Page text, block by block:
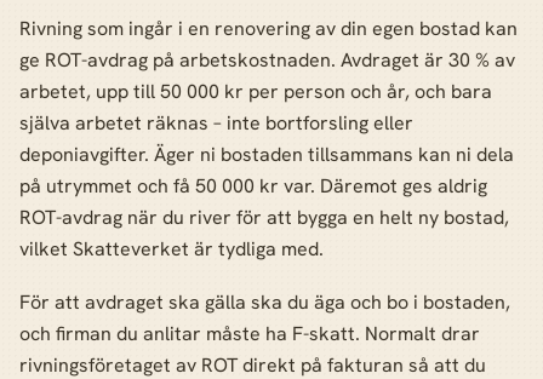
Rivning som ingår i en renovering av din egen bostad kan
ge ROT-avdrag på arbetskostnaden. Avdraget är 30 % av
arbetet, upp till 50 000 kr per person och år, och bara
själva arbetet räknas – inte bortforsling eller
deponiavgifter. Äger ni bostaden tillsammans kan ni dela
på utrymmet och få 50 000 kr var. Däremot ges aldrig
ROT-avdrag när du river för att bygga en helt ny bostad,
vilket Skatteverket är tydliga med.
För att avdraget ska gälla ska du äga och bo i bostaden,
och firman du anlitar måste ha F-skatt. Normalt drar
rivningsföretaget av ROT direkt på fakturan så att du